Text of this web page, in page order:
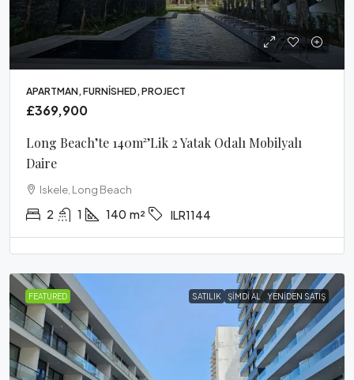
APARTMAN, FURNISHED, PROJECT
£369,900
Long Beach’te 140m²’lik 2 Yatak Odalı Mobilyalı
Daire
Iskele, Long Beach
2 1 140 m² ILR1144
FEATURED SATILIK ŞIMDI AL YENIDEN SATIŞ